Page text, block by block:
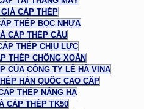
CÁP THÉP
THÉP BỌC NHỰA
CÁP THÉP CẨU
THÉP CHỊU LỰC
THÉP CHỐNG XOẮN
CỦA CÔNG TY LÊ HÀ VINA
HÀN QUỐC CAO CẤP
THÉP NÂNG HẠ
CÁP THÉP TK50